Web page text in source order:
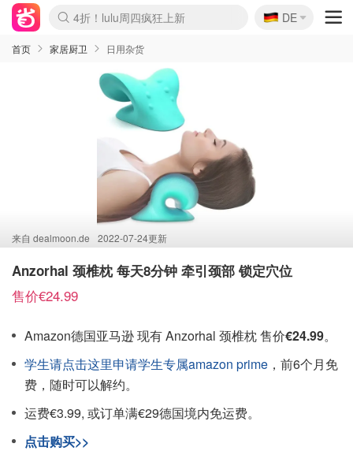
Boticinal 夏促开抢！
4折！lulu周四疯狂上新
还没结束！&OtherStories大促
Joybuy变相75折 随时失效
速领！Stanley独家85折
疑似霸哥！Camper额外叠85折
Zalando 奥莱闪促！每日更新
Moncler反季囤！5折起+叠9折
Coach Brooklyn仅€192
🇩🇪
DE
首页 家居厨卫 日用杂货
来自 dealmoon.de 2022-07-24更新
Anzorhal 颈椎枕 每天8分钟 牵引颈部 锁定穴位
售价€24.99
Amazon德国亚马逊 现有 Anzorhal 颈椎枕 售价€24.99。
学生请点击这里申请学生专属amazon prime ，前6个月免
费，随时可以解约。
运费€3.99, 或订单满€29德国境内免运费。
点击购买>>